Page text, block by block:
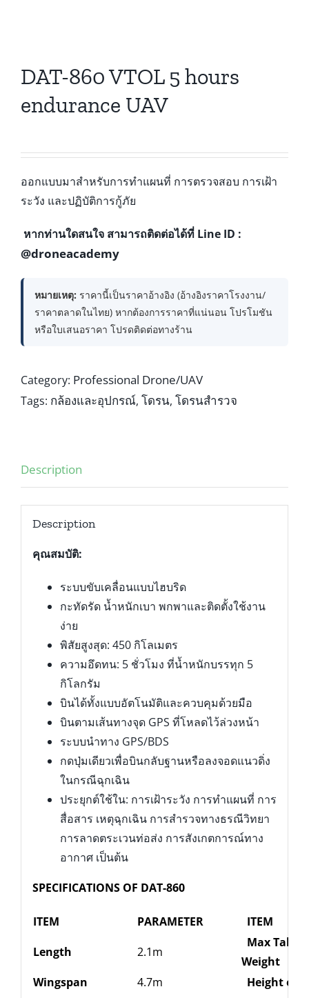
DAT-860 VTOL 5 hours
endurance UAV
ออกแบบมาสำหรับการทำแผนที่ การตรวจสอบ การเฝ้า
ระวัง และปฏิบัติการกู้ภัย
หากท่านใดสนใจ สามารถติดต่อได้ที่ Line ID :
@droneacademy
หมายเหตุ: ราคานี้เป็นราคาอ้างอิง (อ้างอิงราคาโรงงาน/
ราคาตลาดในไทย) หากต้องการราคาที่แน่นอน โปรโมชัน
หรือใบเสนอราคา โปรดติดต่อทางร้าน
Category: Professional Drone/UAV
Tags: กล้องและอุปกรณ์, โดรน, โดรนสำรวจ
Description
Description
คุณสมบัติ:
ระบบขับเคลื่อนแบบไฮบริด
กะทัดรัด น้ำหนักเบา พกพาและติดตั้งใช้งาน
ง่าย
พิสัยสูงสุด: 450 กิโลเมตร
ความอึดทน: 5 ชั่วโมง ที่น้ำหนักบรรทุก 5
กิโลกรัม
บินได้ทั้งแบบอัตโนมัติและควบคุมด้วยมือ
บินตามเส้นทางจุด GPS ที่โหลดไว้ล่วงหน้า
ระบบนำทาง GPS/BDS
กดปุ่มเดียวเพื่อบินกลับฐานหรือลงจอดแนวดิ่ง
ในกรณีฉุกเฉิน
ประยุกต์ใช้ใน: การเฝ้าระวัง การทำแผนที่ การ
สื่อสาร เหตุฉุกเฉิน การสำรวจทางธรณีวิทยา
การลาดตระเวนท่อส่ง การสังเกตการณ์ทาง
อากาศ เป็นต้น
SPECIFICATIONS OF DAT-860
ITEM PARAMETER
ITEM
Length
2.1m
Max
Weight
Wingspan
4.7m Height of